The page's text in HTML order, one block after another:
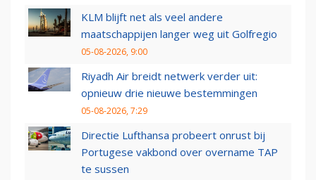
KLM blijft net als veel andere
maatschappijen langer weg uit Golfregio
05-08-2026, 9:00
Riyadh Air breidt netwerk verder uit:
opnieuw drie nieuwe bestemmingen
05-08-2026, 7:29
Directie Lufthansa probeert onrust bij
Portugese vakbond over overname TAP
te sussen